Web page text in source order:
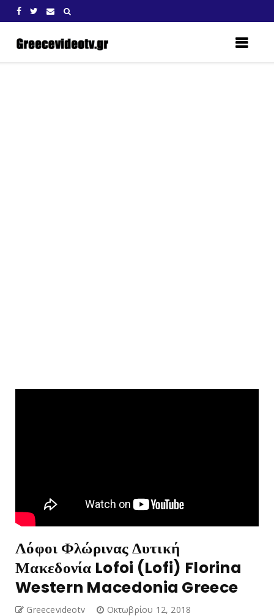
Λόφοι Φλώρινας Δυτική
Μακεδονία Lofoi (Lofi) Florina
Western Macedonia Greece
Greecevideotv Οκτωβρίου 12, 2018